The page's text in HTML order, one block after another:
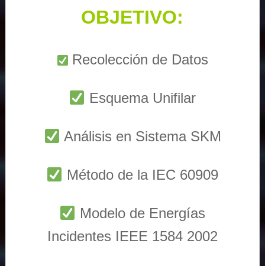
OBJETIVO:
Recolección de Datos
Esquema Unifilar
Análisis en Sistema SKM
Método de la IEC 60909
Modelo de Energías
Incidentes IEEE 1584 2002